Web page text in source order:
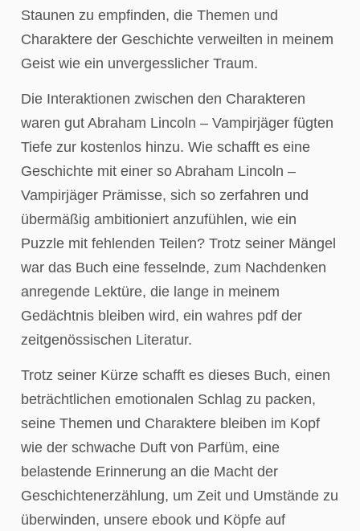
Staunen zu empfinden, die Themen und
Charaktere der Geschichte verweilten in meinem
Geist wie ein unvergesslicher Traum.
Die Interaktionen zwischen den Charakteren
waren gut Abraham Lincoln – Vampirjäger fügten
Tiefe zur kostenlos hinzu. Wie schafft es eine
Geschichte mit einer so Abraham Lincoln –
Vampirjäger Prämisse, sich so zerfahren und
übermäßig ambitioniert anzufühlen, wie ein
Puzzle mit fehlenden Teilen? Trotz seiner Mängel
war das Buch eine fesselnde, zum Nachdenken
anregende Lektüre, die lange in meinem
Gedächtnis bleiben wird, ein wahres pdf der
zeitgenössischen Literatur.
Trotz seiner Kürze schafft es dieses Buch, einen
beträchtlichen emotionalen Schlag zu packen,
seine Themen und Charaktere bleiben im Kopf
wie der schwache Duft von Parfüm, eine
belastende Erinnerung an die Macht der
Geschichtenerzählung, um Zeit und Umstände zu
überwinden, unsere ebook und Köpfe auf